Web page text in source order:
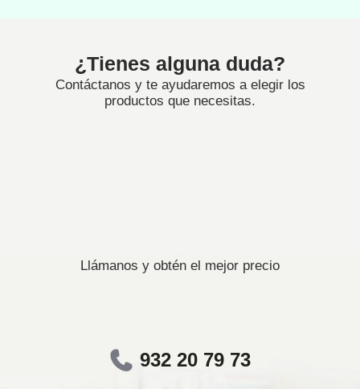
¿Tienes alguna duda?
Contáctanos y te ayudaremos a elegir los
productos que necesitas.
Llámanos y obtén el mejor precio
932 20 79 73